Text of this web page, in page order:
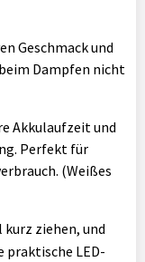
Geschmack und
Dampfen nicht
Akkulaufzeit und
Perfekt für
(Weißes
ziehen, und
praktische LED-